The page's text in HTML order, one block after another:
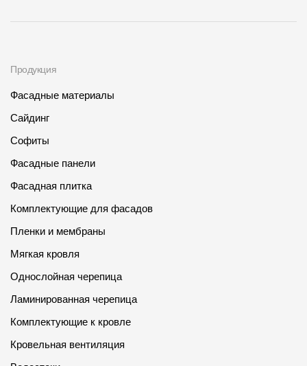
Продукция
Фасадные материалы
Сайдинг
Софиты
Фасадные панели
Фасадная плитка
Комплектующие для фасадов
Пленки и мембраны
Мягкая кровля
Однослойная черепица
Ламинированная черепица
Комплектующие к кровле
Кровельная вентиляция